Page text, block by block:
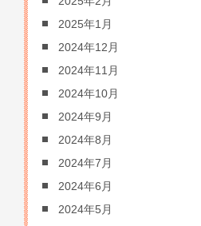
2025年1月
2024年12月
2024年11月
2024年10月
2024年9月
2024年8月
2024年7月
2024年6月
2024年5月